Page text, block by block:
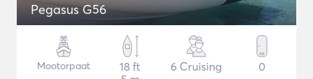
Pegasus G56
Mootorpaat
18 ft
6 Cruising 0